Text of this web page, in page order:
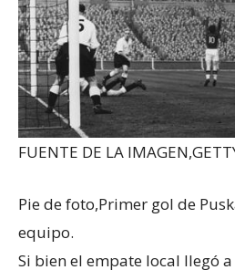
FUENTE DE LA IMAGEN,
Pie de foto,Primer gol de
equipo.
Si bien el empate local llegó